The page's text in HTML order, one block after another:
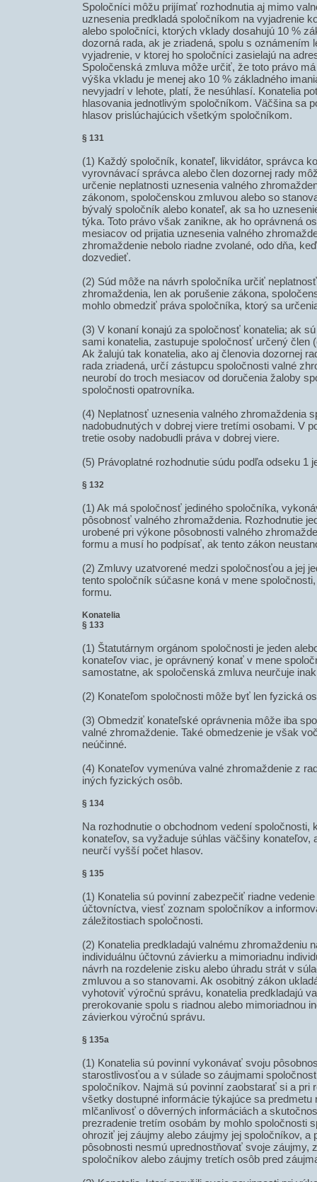
Spoločníci môžu prijímať rozhodnutia aj mimo
uznesenia predkladá spoločníkom na vyjadrenie
alebo spoločníci, ktorých vklady dosahujú 10 %
dozorná rada, ak je zriadená, spolu s oznámením
vyjadrenie, v ktorej ho spoločníci zasielajú na
Spoločenská zmluva môže určiť, že toto právo
výška vkladu je menej ako 10 % základného
nevyjadrí v lehote, platí, že nesúhlasí. Konatelia
hlasovania jednotlivým spoločníkom. Väčšina sa
hlasov prislúchajúcich všetkým spoločníkom.
§ 131
(1) Každý spoločník, konateľ, likvidátor, správca
vyrovnávací správca alebo člen dozornej rady
určenie neplatnosti uznesenia valného
zákonom, spoločenskou zmluvou alebo so
bývalý spoločník alebo konateľ, ak sa ho
týka. Toto právo však zanikne, ak ho oprávnená
mesiacov od prijatia uznesenia valného
zhromaždenie nebolo riadne zvolané, odo dňa,
dozvedieť.
(2) Súd môže na návrh spoločníka určiť
zhromaždenia, len ak porušenie zákona,
mohlo obmedziť práva spoločníka, ktorý sa
(3) V konaní konajú za spoločnosť konatelia; ak
sami konatelia, zastupuje spoločnosť určený člen
Ak žalujú tak konatelia, ako aj členovia dozornej
rada zriadená, určí zástupcu spoločnosti valné
neurobí do troch mesiacov od doručenia žaloby
spoločnosti opatrovníka.
(4) Neplatnosť uznesenia valného zhromaždenia
nadobudnutých v dobrej viere tretími osobami. V
tretie osoby nadobudli práva v dobrej viere.
(5) Právoplatné rozhodnutie súdu podľa odseku 1
§ 132
(1) Ak má spoločnosť jediného spoločníka,
pôsobnosť valného zhromaždenia. Rozhodnutie
urobené pri výkone pôsobnosti valného
formu a musí ho podpísať, ak tento zákon
(2) Zmluvy uzatvorené medzi spoločnosťou a jej
tento spoločník súčasne koná v mene
formu.
Konatelia
§ 133
(1) Štatutárnym orgánom spoločnosti je jeden
konateľov viac, je oprávnený konať v mene
samostatne, ak spoločenská zmluva neurčuje
(2) Konateľom spoločnosti môže byť len fyzická
(3) Obmedziť konateľské oprávnenia môže iba
valné zhromaždenie. Také obmedzenie je však
neúčinné.
(4) Konateľov vymenúva valné zhromaždenie z
iných fyzických osôb.
§ 134
Na rozhodnutie o obchodnom vedení spoločnosti,
konateľov, sa vyžaduje súhlas väčšiny konateľov,
neurčí vyšší počet hlasov.
§ 135
(1) Konatelia sú povinní zabezpečiť riadne
účtovníctva, viesť zoznam spoločníkov a
záležitostiach spoločnosti.
(2) Konatelia predkladajú valnému zhromaždeniu
individuálnu účtovnú závierku a mimoriadnu
návrh na rozdelenie zisku alebo úhradu strát v
zmluvou a so stanovami. Ak osobitný zákon
vyhotoviť výročnú správu, konatelia predkladajú
prerokovanie spolu s riadnou alebo mimoriadnou
závierkou výročnú správu.
§ 135a
(1) Konatelia sú povinní vykonávať svoju
starostlivosťou a v súlade so záujmami
spoločníkov. Najmä sú povinní zaobstarať si a pri
všetky dostupné informácie týkajúce sa
mlčanlivosť o dôverných informáciách a
prezradenie tretím osobám by mohlo spoločnosti
ohroziť jej záujmy alebo záujmy jej spoločníkov, a
pôsobnosti nesmú uprednostňovať svoje záujmy,
spoločníkov alebo záujmy tretích osôb pred